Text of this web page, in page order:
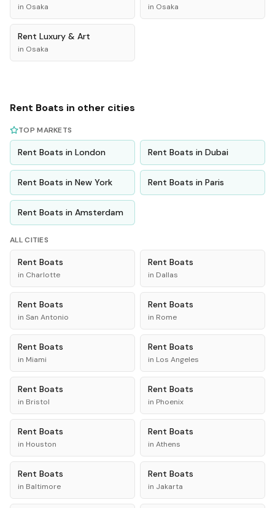
in Osaka in Osaka
Rent Luxury & Art
in Osaka
Rent Boats in other cities
TOP MARKETS
Rent Boats in London Rent Boats in Dubai
Rent Boats in New York Rent Boats in Paris
Rent Boats in Amsterdam
ALL CITIES
Rent Boats
in Charlotte
Rent Boats
in Dallas
Rent Boats
in San Antonio
Rent Boats
in Rome
Rent Boats
in Miami
Rent Boats
in Los Angeles
Rent Boats
in Bristol
Rent Boats
in Phoenix
Rent Boats
in Houston
Rent Boats
in Athens
Rent Boats
in Baltimore
Rent Boats
in Jakarta